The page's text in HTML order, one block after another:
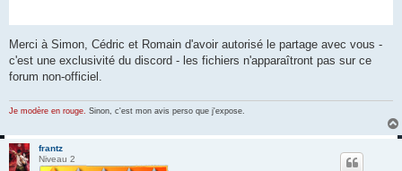
Merci à Simon, Cédric et Romain d'avoir autorisé le partage avec vous -
c'est une exclusivité du discord - les fichiers n'apparaîtront pas sur ce
forum non-officiel.
Je modère en rouge. Sinon, c'est mon avis perso que j'expose.
frantz
Niveau 2